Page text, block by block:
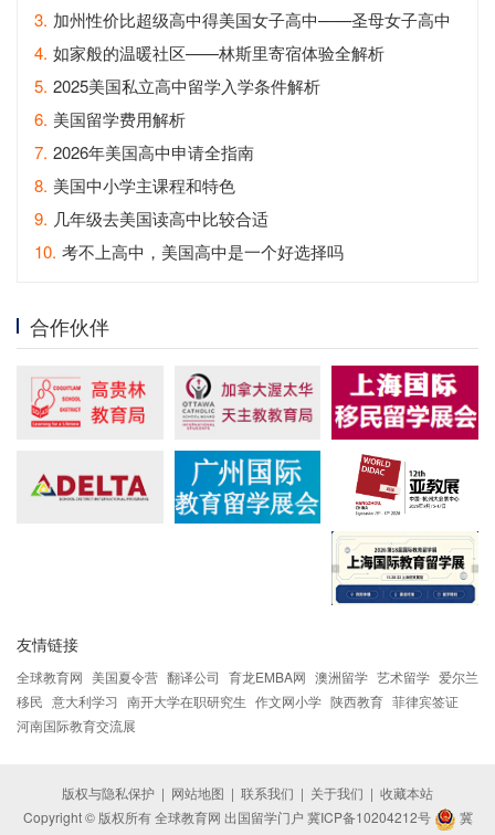
3. 加州性价比超级高中得美国女子高中——圣母女子高中
4. 如家般的温暖社区——林斯里寄宿体验全解析
5. 2025美国私立高中留学入学条件解析
6. 美国留学费用解析
7. 2026年美国高中申请全指南
8. 美国中小学主课程和特色
9. 几年级去美国读高中比较合适
10. 考不上高中，美国高中是一个好选择吗
合作伙伴
友情链接
全球教育网 美国夏令营 翻译公司 育龙EMBA网 澳洲留学 艺术留学 爱尔兰
移民 意大利学习 南开大学在职研究生 作文网小学 陕西教育 菲律宾签证
河南国际教育交流展
版权与隐私保护 | 网站地图 | 联系我们 | 关于我们 | 收藏本站
Copyright © 版权所有 全球教育网 出国留学门户 冀ICP备10204212号
冀